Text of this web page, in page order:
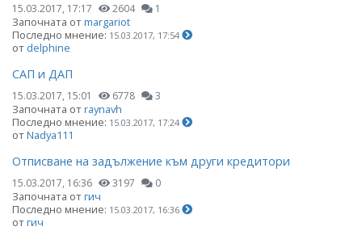
15.03.2017, 17:17 2604 1
Започната отmargariot
Последно мнение: 15.03.2017, 17:54
от delphine
САП и ДАП
15.03.2017, 15:01 6778 3
Започната отraynavh
Последно мнение: 15.03.2017, 17:24
отNadya111
Отписване на задължение към други кредитори
15.03.2017, 16:36 3197 0
Започната отгич
Последно мнение: 15.03.2017, 16:36
отгич